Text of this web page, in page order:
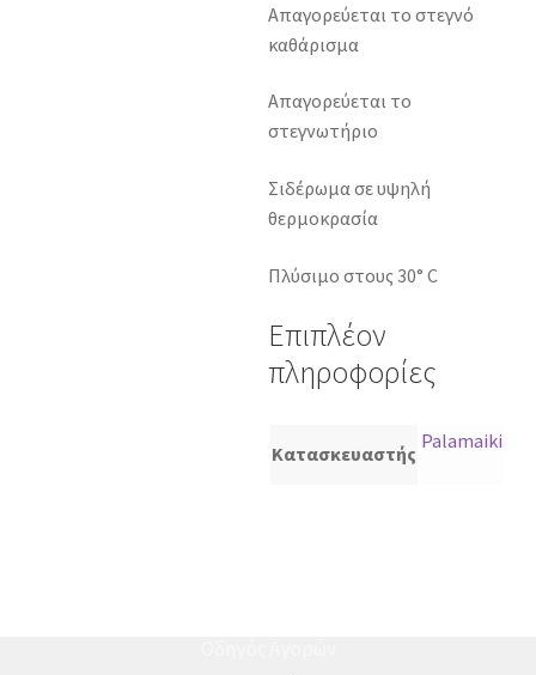
Απαγορεύεται το στεγνό
καθάρισμα
Απαγορεύεται το
στεγνωτήριο
Σιδέρωμα σε υψηλή
θερμοκρασία
Πλύσιμο στους 30° C
Επιπλέον
πληροφορίες
Κατασκευαστής
Palamaiki